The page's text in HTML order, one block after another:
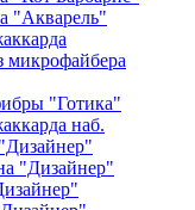
"Акварель"
микрофайбера
"Готика"
наб.
"Дизайнер"